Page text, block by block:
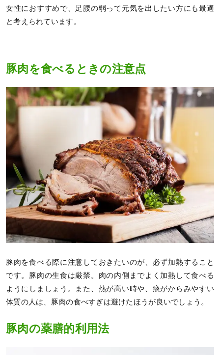
女性におすすめで、足腰の弱って元気を出したい方にも最適
と考えられています。
豚肉を食べるときの注意点
豚肉を食べる際に注意しておきたいのが、必ず加熱すること
です。豚肉の生食は厳禁。肉の内側までよく加熱して食べる
ようにしましょう。また、熱が高い時や、痰がからみやすい
体質の人は、豚肉の食べすぎは避けたほうが良いでしょう。
豚肉の薬膳的利用法